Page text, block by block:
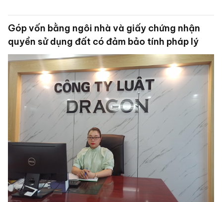
Góp vốn bằng ngôi nhà và giấy chứng nhận
quyền sử dụng đất có đảm bảo tính pháp lý